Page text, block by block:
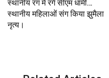
स्थानीय रंग में रंगे सीएम धामी…
स्थानीय महिलाओं संग किया झुमैला
नृत्य।